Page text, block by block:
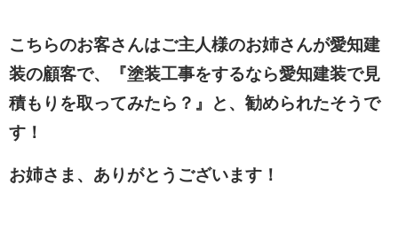
こちらのお客さんはご主人様のお姉さんが愛知建
装の顧客で、『塗装工事をするなら愛知建装で見
積もりを取ってみたら？』と、勧められたそうで
す！
お姉さま、ありがとうございます！